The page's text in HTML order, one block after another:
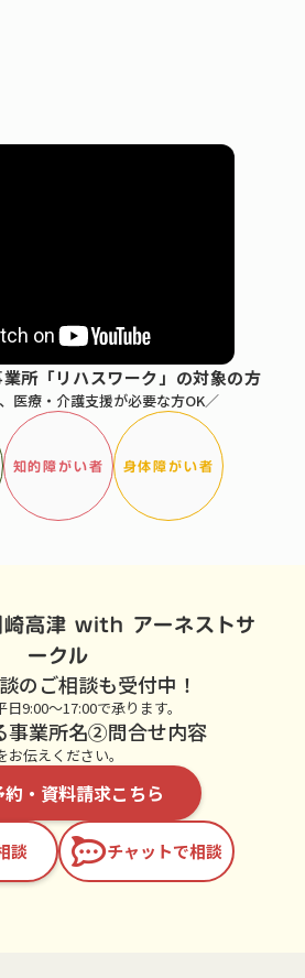
所「リハスワーク」の対象の方
医療・介護支援が必要な方OK／
知的障がい者 身体障がい者
崎高津 with アーネストサ
ークル
のご相談も受付中！
お伝えください。
業所名②問合せ内容
9:00～17:00で承ります。
約・資料請求こちら
談 チャットで相談